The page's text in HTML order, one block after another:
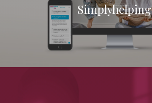
Simplyhelping